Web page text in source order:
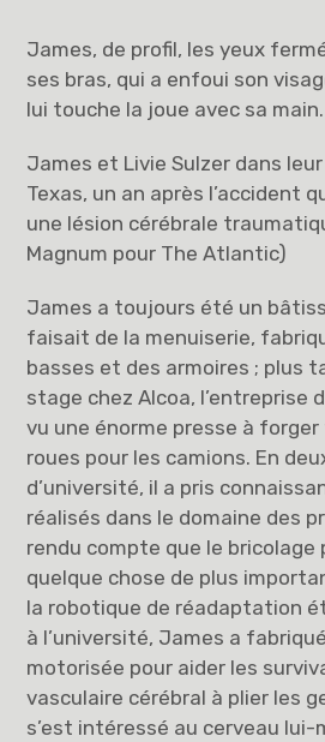
James, de profil, les yeux
ses bras, qui a enfoui son
lui touche la joue avec sa main.
James et Livie Sulzer dans
Texas, un an après l’accident
une lésion cérébrale
Magnum pour The Atlantic)
James a toujours été un
faisait de la menuiserie,
basses et des armoires ; plus
stage chez Alcoa, l’entreprise
vu une énorme presse à
roues pour les camions. En
d’université, il a pris
réalisés dans le domaine des
rendu compte que le bricolage
quelque chose de plus
la robotique de réadaptation
à l’université, James a
motorisée pour aider les
vasculaire cérébral à plier les
s’est intéressé au cerveau lui-